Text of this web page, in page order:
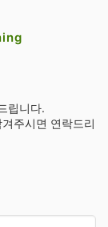
립니다.
주시면 연락드리